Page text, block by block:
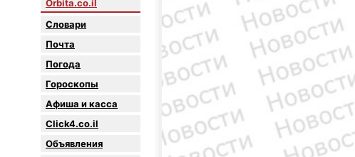
Orbita.co.il
Словари
Почта
Погода
Гороскопы
Афиша и касса
Click4.co.il
Объявления